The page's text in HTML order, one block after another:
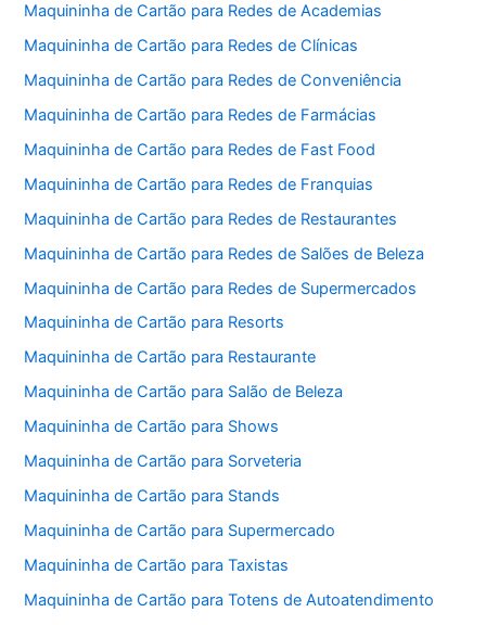
Maquininha de Cartão para Redes de Academias
Maquininha de Cartão para Redes de Clínicas
Maquininha de Cartão para Redes de Conveniência
Maquininha de Cartão para Redes de Farmácias
Maquininha de Cartão para Redes de Fast Food
Maquininha de Cartão para Redes de Franquias
Maquininha de Cartão para Redes de Restaurantes
Maquininha de Cartão para Redes de Salões de Beleza
Maquininha de Cartão para Redes de Supermercados
Maquininha de Cartão para Resorts
Maquininha de Cartão para Restaurante
Maquininha de Cartão para Salão de Beleza
Maquininha de Cartão para Shows
Maquininha de Cartão para Sorveteria
Maquininha de Cartão para Stands
Maquininha de Cartão para Supermercado
Maquininha de Cartão para Taxistas
Maquininha de Cartão para Totens de Autoatendimento